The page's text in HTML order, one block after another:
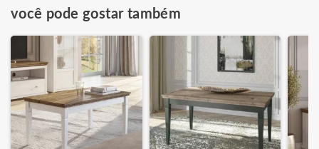
você pode gostar também